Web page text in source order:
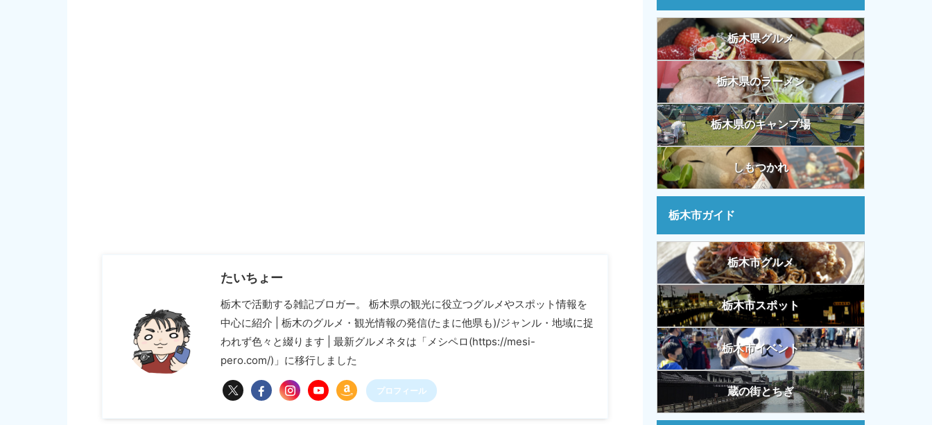
たいちょー
栃木で活動する雑記ブロガー。 栃木県の観光に役立つグルメやスポット情報を
中心に紹介 | 栃木のグルメ・観光情報の発信(たまに他県も)/ジャンル・地域に捉
われず色々と綴ります | 最新グルメネタは「メシペロ(https://mesi-
pero.com/)」に移行しました
プロフィール
栃木県グルメ
栃木県のラーメン
栃木県のキャンプ場
しもつかれ
栃木市ガイド
栃木市グルメ
栃木市スポット
栃木市イベント
蔵の街とちぎ